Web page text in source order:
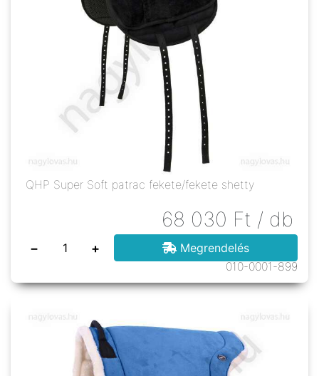
QHP Super Soft patrac fekete/fekete shetty
68 030 Ft / db
− +
Megrendelés
010-0001-899